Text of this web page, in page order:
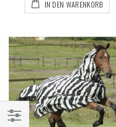
IN DEN WARENKORB